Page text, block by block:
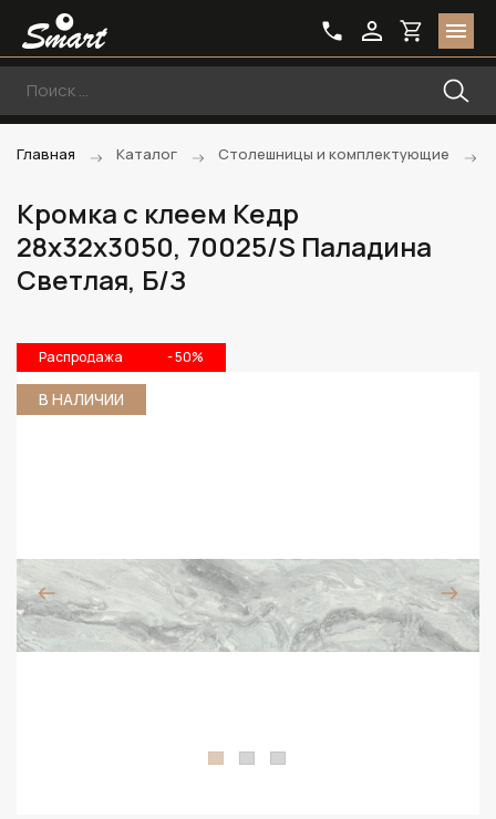
Главная Каталог Столешницы и комплектующие
Кромка с клеем Кедр
28х32х3050, 70025/S Паладина
Светлая, Б/З
Распродажа - 50%
В НАЛИЧИИ